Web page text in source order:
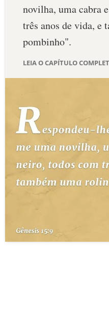
PALAVRA DO DIA
SALMO DO DIA
DEVOCIONAL DIÁRIO
ESTUDOS BÍBLICOS
ESBOÇOS DE PREGAÇÃO
TEMAS
PERGUNTE À BÍBLIA
QUEM SOMOS
novilha, uma cabra
três anos de vida, e
pombi­nho".
LEIA O CAPÍTULO